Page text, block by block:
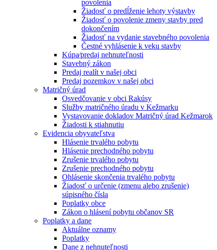
povolenia
Žiadosť o predĺženie lehoty výstavby
Žiadosť o povolenie zmeny stavby pred
dokončením
Žiadosť na vydanie stavebného povolenia
Čestné vyhlásenie k veku stavby
Kúpa⁄predaj nehnuteľnosti
Stavebný zákon
Predaj realít v našej obci
Predaj pozemkov v našej obci
Matričný úrad
Osvedčovanie v obci Rakúsy
Služby matričného úradu v Kežmarku
Vystavovanie dokladov Matričný úrad Kežmarok
Žiadosti k stiahnutiu
Evidencia obyvateľstva
Hlásenie trvalého pobytu
Hlásenie prechodného pobytu
Zrušenie trvalého pobytu
Zrušenie prechodného pobytu
Ohlásenie skončenia trvalého pobytu
Žiadosť o určenie (zmenu alebo zrušenie)
súpisného čísla
Poplatky obce
Zákon o hlásení pobytu občanov SR
Poplatky a dane
Aktuálne oznamy
Poplatky
Dane z nehnuteľnosti